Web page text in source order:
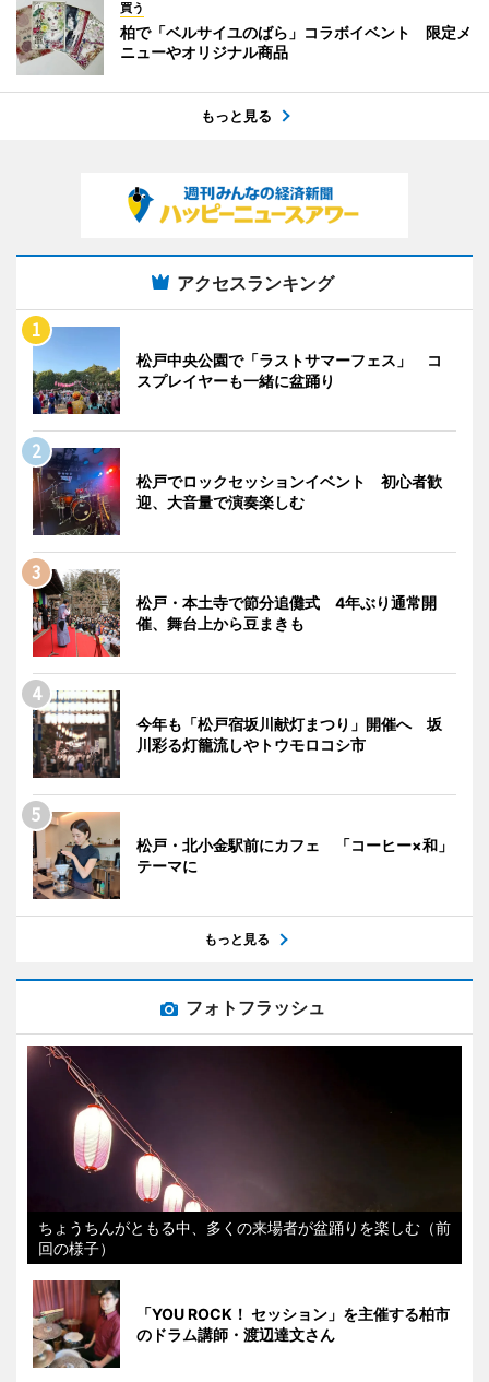
買う
柏で「ベルサイユのばら」コラボイベント 限定メ
ニューやオリジナル商品
もっと見る
アクセスランキング
松戸中央公園で「ラストサマーフェス」 コ
スプレイヤーも一緒に盆踊り
松戸でロックセッションイベント 初心者歓
迎、大音量で演奏楽しむ
松戸・本土寺で節分追儺式 4年ぶり通常開
催、舞台上から豆まきも
今年も「松戸宿坂川献灯まつり」開催へ 坂
川彩る灯籠流しやトウモロコシ市
松戸・北小金駅前にカフェ 「コーヒー×和」
テーマに
もっと見る
フォトフラッシュ
ちょうちんがともる中、多くの来場者が盆踊りを楽しむ（前
回の様子）
「YOU ROCK！ セッション」を主催する柏市
のドラム講師・渡辺達文さん